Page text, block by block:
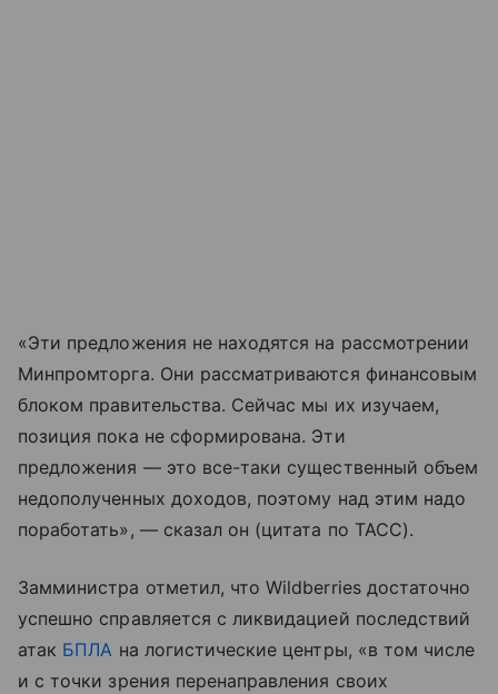
«Эти предложения не находятся на рассмотрении
Минпромторга. Они рассматриваются финансовым
блоком правительства. Сейчас мы их изучаем,
позиция пока не сформирована. Эти
предложения — это все-таки существенный объем
недополученных доходов, поэтому над этим надо
поработать», — сказал он (цитата по ТАСС).
Замминистра отметил, что Wildberries достаточно
успешно справляется с ликвидацией последствий
атак БПЛА на логистические центры, «в том числе
и с точки зрения перенаправления своих